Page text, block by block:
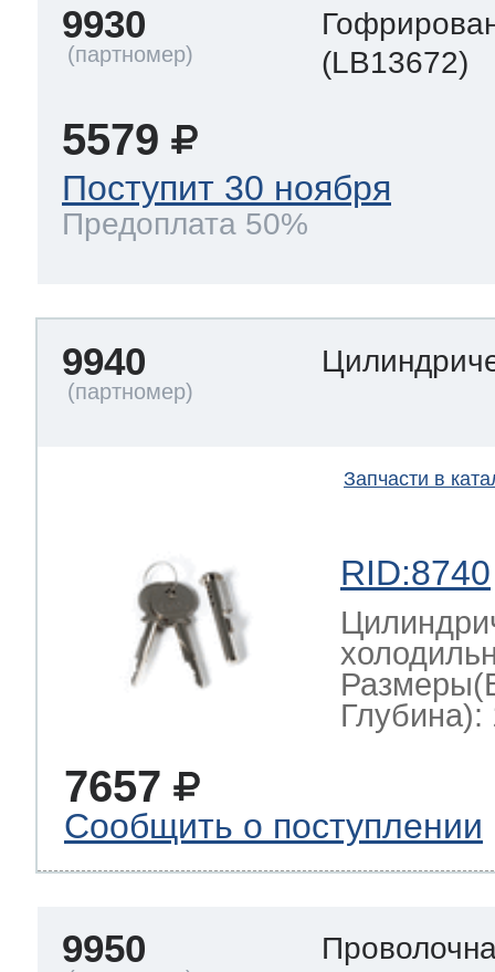
9930
(LB13672)
5579
Поступит 30 ноября
Предоплата 50%
9940
Запчасти в
RID:8740
Глубина):
7657
Сообщить о поступлении
9950